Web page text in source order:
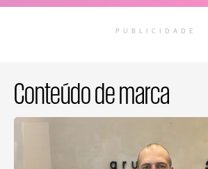
PUBLICIDADE
Conteúdo de marca